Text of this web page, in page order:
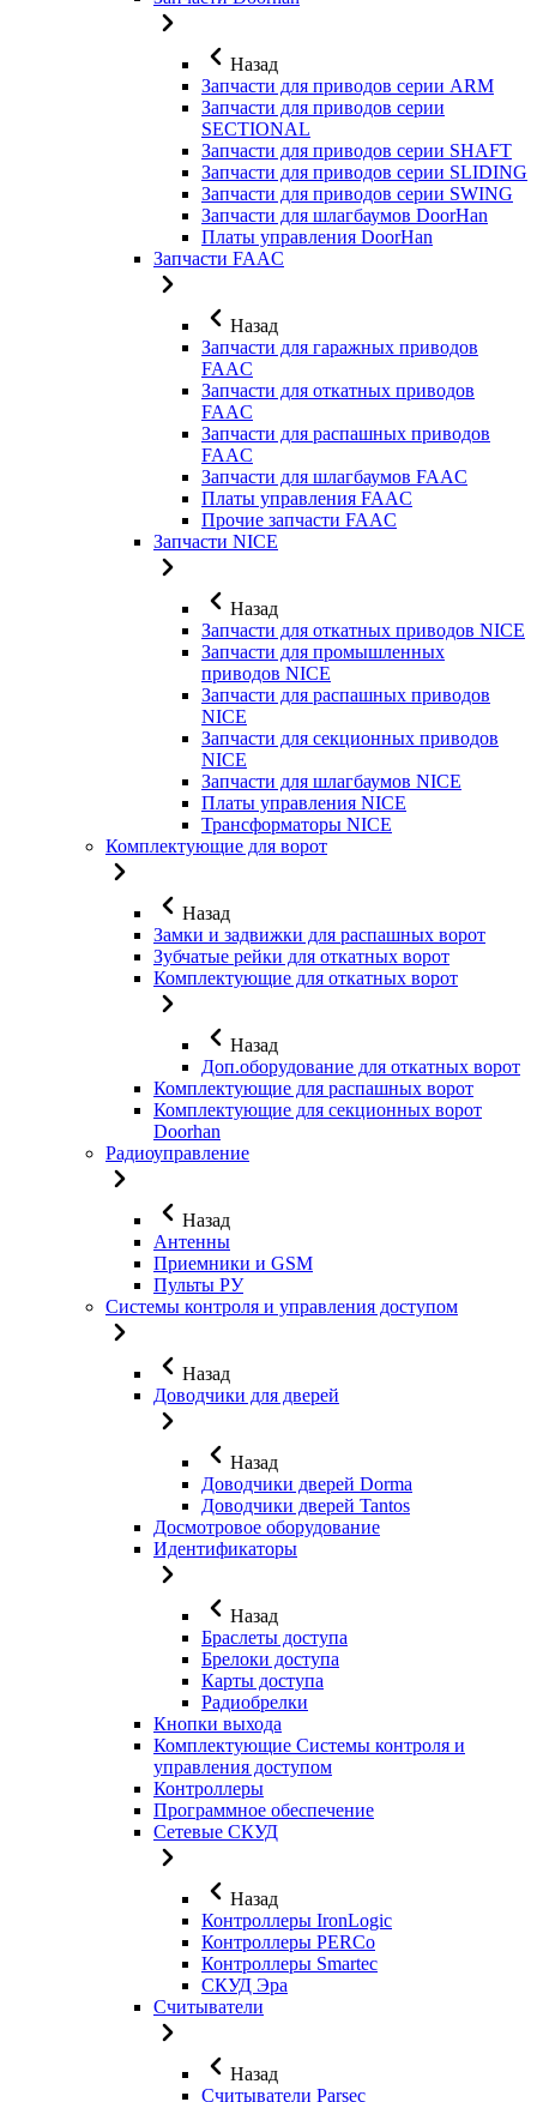
Назад
Запчасти для приводов серии ARM
Запчасти для приводов серии
SECTIONAL
Запчасти для приводов серии SHAFT
Запчасти для приводов серии SLIDING
Запчасти для приводов серии SWING
Запчасти для шлагбаумов DoorHan
Платы управления DoorHan
Запчасти FAAC
Назад
Запчасти для гаражных приводов
FAAC
Запчасти для откатных приводов
FAAC
Запчасти для распашных приводов
FAAC
Запчасти для шлагбаумов FAAC
Платы управления FAAC
Прочие запчасти FAAC
Запчасти NICE
Назад
Запчасти для откатных приводов NICE
Запчасти для промышленных
приводов NICE
Запчасти для распашных приводов
NICE
Запчасти для секционных приводов
NICE
Запчасти для шлагбаумов NICE
Платы управления NICE
Трансформаторы NICE
Комплектующие для ворот
Назад
Замки и задвижки для распашных ворот
Зубчатые рейки для откатных ворот
Комплектующие для откатных ворот
Назад
Доп.оборудование для откатных ворот
Комплектующие для распашных ворот
Комплектующие для секционных ворот
Doorhan
Радиоуправление
Назад
Антенны
Приемники и GSM
Пульты РУ
Системы контроля и управления доступом
Назад
Доводчики для дверей
Назад
Доводчики дверей Dorma
Доводчики дверей Tantos
Досмотровое оборудование
Идентификаторы
Назад
Браслеты доступа
Брелоки доступа
Карты доступа
Радиобрелки
Кнопки выхода
Комплектующие Системы контроля и
управления доступом
Контроллеры
Программное обеспечение
Сетевые СКУД
Назад
Контроллеры IronLogic
Контроллеры PERCo
Контроллеры Smartec
СКУД Эра
Считыватели
Назад
Считыватели Parsec